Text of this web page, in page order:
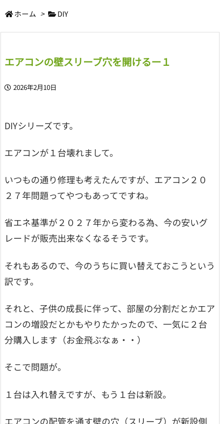
ホーム > DIY
エアコンの壁スリーブ穴を開けるー１
2026年2月10日
DIYシリーズです。
エアコンが１台壊れまして。
いつもの通り修理も考えたんですが、エアコン２０
２７年問題ってやつもあってですね。
省エネ基準が２０２７年から変わる為、今の安いグ
レードが販売出来なくなるそうです。
それもあるので、今のうちに買い替えておこうという
訳です。
それと、子供の成長に伴って、部屋の分割だとかエア
コンの増設だとかもやりたかったので、一気に２台
分購入します（お金飛ぶなぁ・・）
そこで問題が。
１台は入れ替えですが、もう１台は新設。
エアコンの配管を通す壁の穴（スリーブ）が新設側